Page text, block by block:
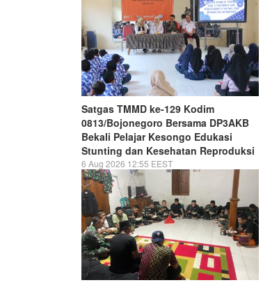
Satgas TMMD ke-129 Kodim
0813/Bojonegoro Bersama DP3AKB
Bekali Pelajar Kesongo Edukasi
Stunting dan Kesehatan Reproduksi
6 Aug 2026 12:55 EEST